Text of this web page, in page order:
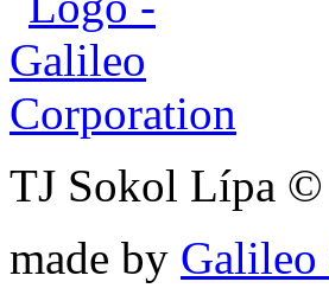
TJ Sokol Lípa ©
made by Galileo